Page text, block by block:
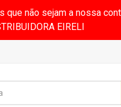
não sejam a nossa
EIRELI